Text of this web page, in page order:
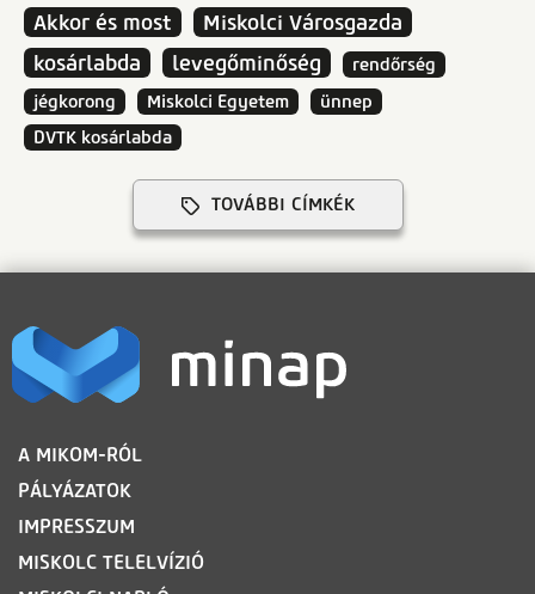
Akkor és most
Miskolci Városgazda
kosárlabda
levegőminőség
rendőrség
jégkorong
Miskolci Egyetem
ünnep
DVTK kosárlabda
TOVÁBBI CÍMKÉK
LÁBLÉC
A MIKOM-RÓL
PÁLYÁZATOK
IMPRESSZUM
MISKOLC TELELVÍZIÓ